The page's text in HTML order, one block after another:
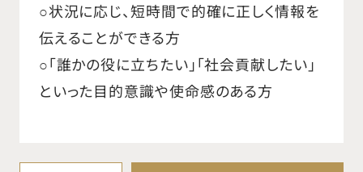
○状況に応じ、短時間で的確に正しく情報を
伝えることができる方
○「誰かの役に立ちたい」「社会貢献したい」
といった目的意識や使命感のある方